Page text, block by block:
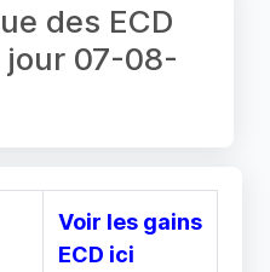
des ECD
jour 07-08-
Voir les gains
ECD ici